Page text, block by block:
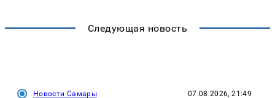
Следующая новость
Новости Самары 07.08.2026, 21:49